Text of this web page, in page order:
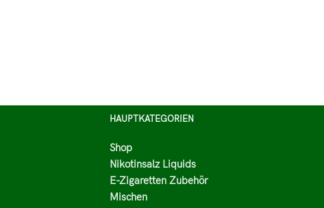
HAUPTKATEGORIEN
Shop
Nikotinsalz Liquids
E-Zigaretten Zubehör
Mischen